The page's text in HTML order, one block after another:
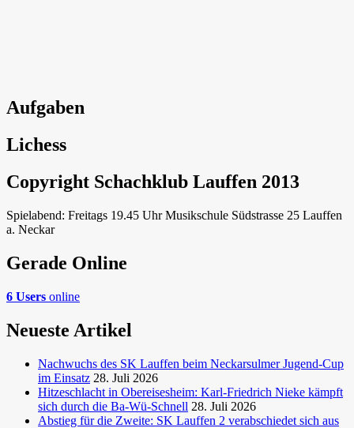
Aufgaben
Lichess
Copyright Schachklub Lauffen 2013
Spielabend: Freitags 19.45 Uhr Musikschule Südstrasse 25 Lauffen
a. Neckar
Gerade Online
6 Users online
Neueste Artikel
Nachwuchs des SK Lauffen beim Neckarsulmer Jugend-Cup
im Einsatz 28. Juli 2026
Hitzeschlacht in Obereisesheim: Karl-Friedrich Nieke kämpft
sich durch die Ba-Wü-Schnell 28. Juli 2026
Abstieg für die Zweite: SK Lauffen 2 verabschiedet sich aus